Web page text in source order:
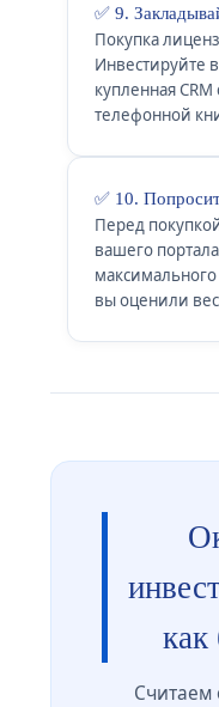
✅ 9.
Покупка
Инвестируйте
купленная
телефонной
✅ 10.
Перед
вашего
вы оценили
как
Считаем